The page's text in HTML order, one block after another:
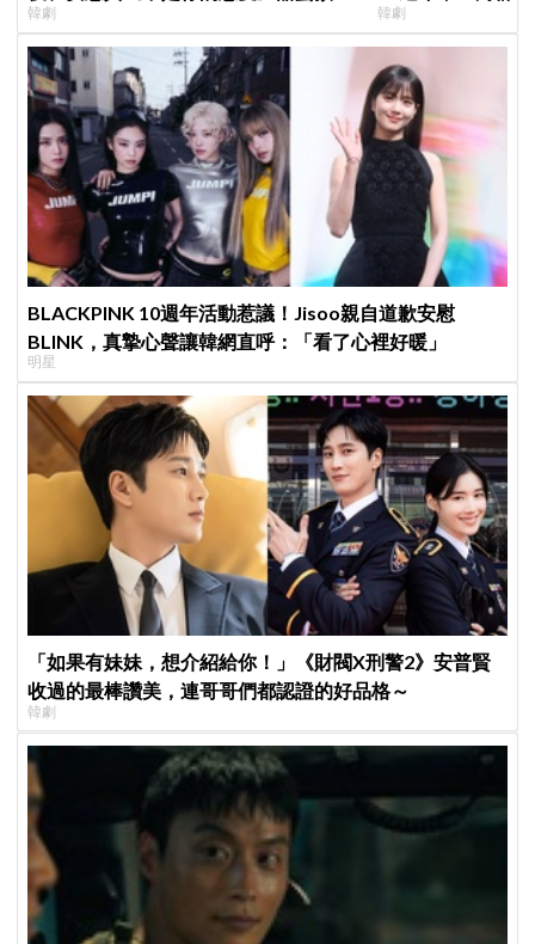
公開，網友直呼：太期待了！
韓劇
錄製特別節目
韓劇
BLACKPINK 10週年活動惹議！Jisoo親自道歉安慰
BLINK，真摯心聲讓韓網直呼：「看了心裡好暖」
明星
「如果有妹妹，想介紹給你！」《財閥X刑警2》安普賢
收過的最棒讚美，連哥哥們都認證的好品格～
韓劇